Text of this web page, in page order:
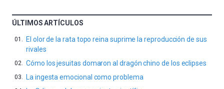
ÚLTIMOS ARTÍCULOS
El olor de la rata topo reina suprime la reproducción de sus
rivales
Cómo los jesuitas domaron al dragón chino de los eclipses
La ingesta emocional como problema